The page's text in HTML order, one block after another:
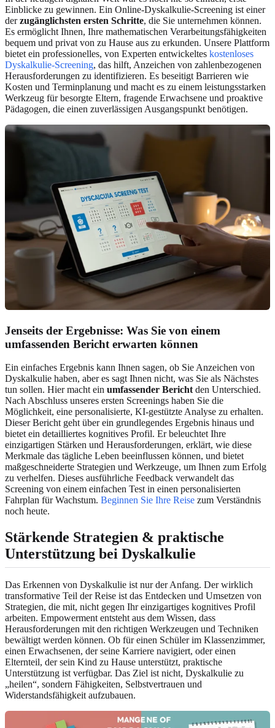
Einblicke zu gewinnen. Ein Online-Dyskalkulie-Screening ist einer
derzugänglichsten ersten Schritte, die Sie unternehmen können.
Es ermöglicht Ihnen, Ihre mathematischen Verarbeitungsfähigkeiten
bequem und privat von zu Hause aus zu erkunden. Unsere Plattform
bietet ein professionelles, von Experten entwickeltes kostenloses
Dyskalkulie-Screening, das hilft, Anzeichen von zahlenbezogenen
Herausforderungen zu identifizieren. Es beseitigt Barrieren wie
Kosten und Terminplanung und macht es zu einem leistungsstarken
Werkzeug für besorgte Eltern, fragende Erwachsene und proaktive
Pädagogen, die einen zuverlässigen Ausgangspunkt benötigen.
Jenseits der Ergebnisse: Was Sie von einem
umfassenden Bericht erwarten können
Ein einfaches Ergebnis kann Ihnen sagen, ob Sie Anzeichen von
Dyskalkulie haben, aber es sagt Ihnen nicht, was Sie als Nächstes
tun sollen. Hier macht ein umfassender Berichtden Unterschied.
Nach Abschluss unseres ersten Screenings haben Sie die
Möglichkeit, eine personalisierte, KI-gestützte Analyse zu erhalten.
Dieser Bericht geht über ein grundlegendes Ergebnis hinaus und
bietet ein detailliertes kognitives Profil. Er beleuchtet Ihre
einzigartigen Stärken und Herausforderungen, erklärt, wie diese
Merkmale das tägliche Leben beeinflussen können, und bietet
maßgeschneiderte Strategien und Werkzeuge, um Ihnen zum Erfolg
zu verhelfen. Dieses ausführliche Feedback verwandelt das
Screening von einem einfachen Test in einen personalisierten
Fahrplan für Wachstum. Beginnen Sie Ihre Reise zum Verständnis
noch heute.
Stärkende Strategien & praktische
Unterstützung bei Dyskalkulie
Das Erkennen von Dyskalkulie ist nur der Anfang. Der wirklich
transformative Teil der Reise ist das Entdecken und Umsetzen von
Strategien, die mit, nicht gegen Ihr einzigartiges kognitives Profil
arbeiten. Empowerment entsteht aus dem Wissen, dass
Herausforderungen mit den richtigen Werkzeugen und Techniken
bewältigt werden können. Ob für einen Schüler im Klassenzimmer,
einen Erwachsenen, der seine Karriere navigiert, oder einen
Elternteil, der sein Kind zu Hause unterstützt, praktische
Unterstützung ist verfügbar. Das Ziel ist nicht, Dyskalkulie zu
„heilen“, sondern Fähigkeiten, Selbstvertrauen und
Widerstandsfähigkeit aufzubauen.